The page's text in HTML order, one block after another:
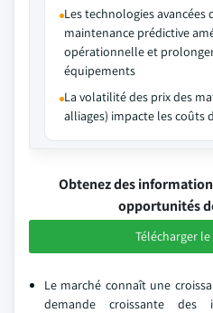
Les technologies
maintenance prédictive
opérationnelle et
équipements
La volatilité des prix des
alliages) impacte les coûts
Obtenez des
opportunités
Télécharger
Le marché connaît une
demande croissante des